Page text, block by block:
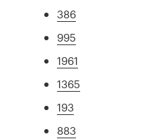
386
995
1961
1365
193
883